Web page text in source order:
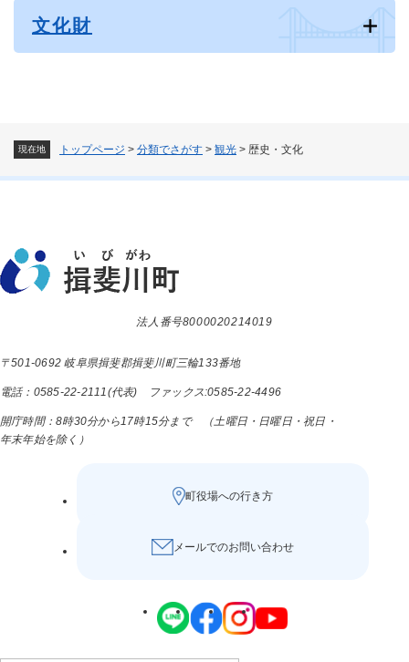
現在地 トップページ > 分類でさがす > 観光 > 歴史・文化
文化財
法人番号8000020214019
〒501-0692 岐阜県揖斐郡揖斐川町三輪133番地
電話：0585-22-2111(代表) ファックス:0585-22-4496
開庁時間：8時30分から17時15分まで （土曜日・日曜日・祝日・
年末年始を除く）
町役場への行き方
メールでのお問い合わせ